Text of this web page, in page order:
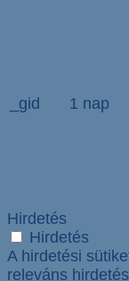
_gid 1 nap
Hirdetés
Hirdetés
A hirdetési
releváns